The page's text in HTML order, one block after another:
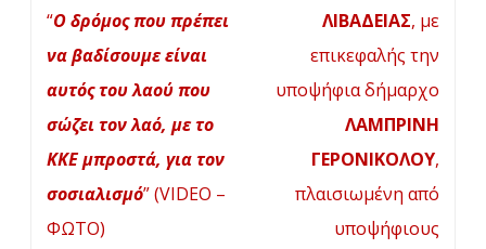
είναι
οι
“Ο δρόμος που πρέπει
να βαδίσουμε είναι
αυτός του λαού που
σώζει τον λαό, με το
ΚΚΕ μπροστά, για τον
σοσιαλισμό” (VIDEO –
ΦΩΤΟ)
ΛΙΒΑΔΕΙΑΣ, με
επικεφαλής την
υποψήφια δήμαρχο
ΛΑΜΠΡΙΝΗ
ΓΕΡΟΝΙΚΟΛΟΥ,
πλαισιωμένη από
υποψήφιους